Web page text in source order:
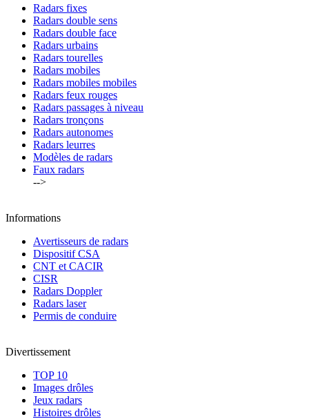
Radars fixes
Radars double sens
Radars double face
Radars urbains
Radars tourelles
Radars mobiles
Radars mobiles mobiles
Radars feux rouges
Radars passages à niveau
Radars tronçons
Radars autonomes
Radars leurres
Modèles de radars
Faux radars
-->
Informations
Avertisseurs de radars
Dispositif CSA
CNT et CACIR
CISR
Radars Doppler
Radars laser
Permis de conduire
Divertissement
TOP 10
Images drôles
Jeux radars
Histoires drôles